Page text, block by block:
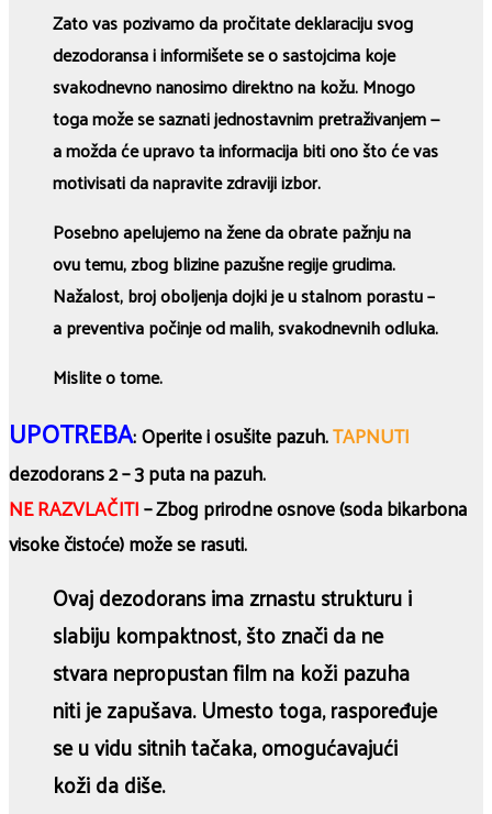
Zato vas pozivamo da pročitate deklaraciju svog
dezodoransa i informišete se o sastojcima koje
svakodnevno nanosimo direktno na kožu. Mnogo
toga može se saznati jednostavnim pretraživanjem —
a možda će upravo ta informacija biti ono što će vas
motivisati da napravite zdraviji izbor.
Posebno apelujemo na žene da obrate pažnju na
ovu temu, zbog blizine pazušne regije grudima.
Nažalost, broj oboljenja dojki je u stalnom porastu –
a preventiva počinje od malih, svakodnevnih odluka.
Mislite o tome.
UPOTREBA: Operite i osušite pazuh.TAPNUTI
dezodorans 2 – 3 puta na pazuh.
NE RAZVLAČITI– Zbog prirodne osnove (soda bikarbona
visoke čistoće) može se rasuti.
Ovaj dezodorans ima zrnastu strukturu i
slabiju kompaktnost, što znači da ne
stvara nepropustan film na koži pazuha
niti je zapušava. Umesto toga, raspoređuje
se u vidu sitnih tačaka, omogućavajući
koži da diše.